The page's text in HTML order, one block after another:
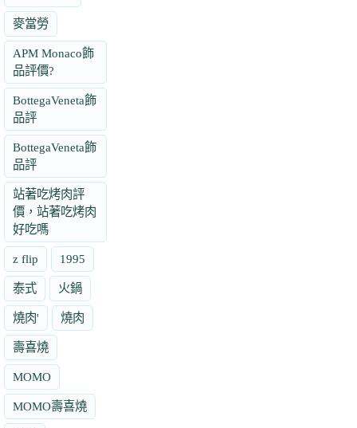
麥當勞
APM Monaco飾
品評價?
BottegaVeneta飾
品評
BottegaVeneta飾
品評
站著吃烤肉評
價，站著吃烤肉
好吃嗎
z flip 1995
泰式 火鍋
燒肉' 燒肉
壽喜燒
MOMO
MOMO壽喜燒